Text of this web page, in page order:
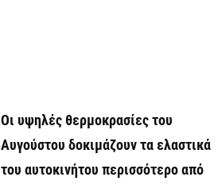
Οι υψηλές θερμοκρασίες του
Αυγούστου δοκιμάζουν τα ελαστικά
του αυτοκινήτου περισσότερο από